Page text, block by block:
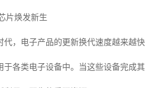
片焕发新生
代，电子产品的更新换代速度越来越
于各类电子设备中。当这些设备完成